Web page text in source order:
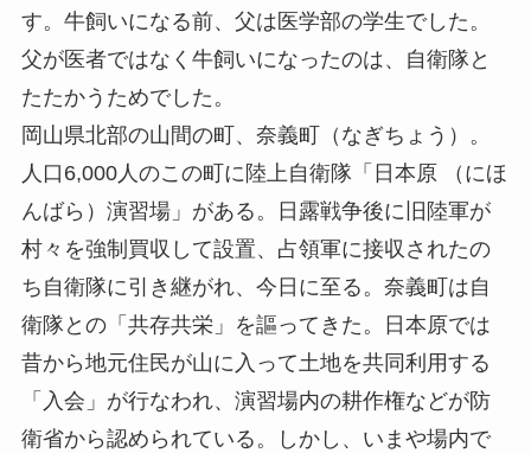
す。牛飼いになる前、父は医学部の学生でした。
父が医者ではなく牛飼いになったのは、自衛隊と
たたかうためでした。
岡山県北部の山間の町、奈義町（なぎちょう）。
人口6,000人のこの町に陸上自衛隊「日本原 （にほ
んばら）演習場」がある。日露戦争後に旧陸軍が
村々を強制買収して設置、占領軍に接収されたの
ち自衛隊に引き継がれ、今日に至る。奈義町は自
衛隊との「共存共栄」を謳ってきた。日本原では
昔から地元住民が山に入って土地を共同利用する
「入会」が行なわれ、演習場内の耕作権などが防
衛省から認められている。しかし、いまや場内で